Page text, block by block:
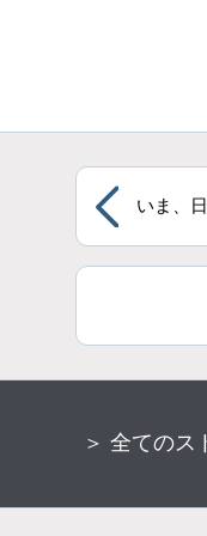
いま、
＞ 全てのス